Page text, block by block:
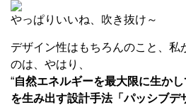
やっぱりいいね、吹き抜け～
デザイン性はもちろんのこと、私
のは、やはり、
“自然エネルギーを最大限に生か
を生み出す設計手法「パッシブデ